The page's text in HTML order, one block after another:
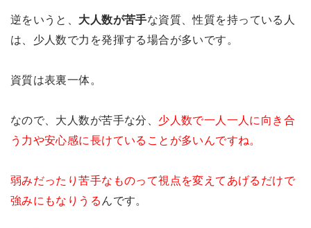
逆をいうと、 大人数が苦手な資質、性質を持っている人
は、少人数で力を発揮する場合が多いです。
資質は表裏一体。
なので、大人数が苦手な分、 少人数で一人一人に向き合
う力や安心感に長けていることが多いんですね。
弱みだったり苦手なものって視点を変えてあげるだけで
強みにもなりうる んです。